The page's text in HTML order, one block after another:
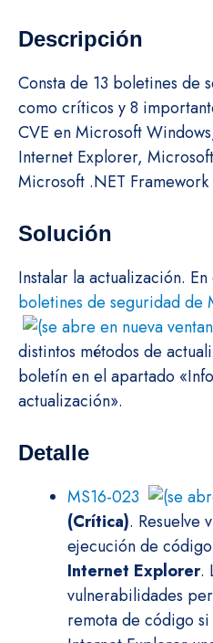
Descripción
Consta de 13 boletines de
como críticos y 8
CVE en Microsoft
Internet Explorer,
Microsoft .NET
Solución
Instalar la actualización. En
boletines de seguridad de
distintos métodos de
boletín en el apartado
actualización».
Detalle
MS16-023
(Crítica). Resuelve
ejecución de
Internet Explorer.
vulnerabilidades
remota de código